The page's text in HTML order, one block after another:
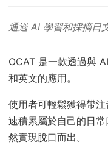
通過 AI 學習和採摘日
OCAT 是一款透過與
和英文的應用。
使用者可輕鬆獲得帶
速積累屬於自己的日
然實現脫口而出。